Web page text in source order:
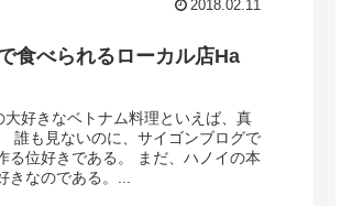
2018.02.11
食べられるローカル店Ha
好きなベトナム料理といえば、真
誰も見ないのに、サイゴンブログで
る位好きである。 まだ、ハノイの本
なのである。...